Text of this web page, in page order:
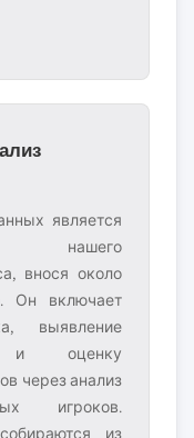
является
нашего
внося около
Он включает
выявление
и оценку
через анализ
игроков.
из